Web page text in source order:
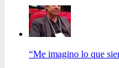
“Me imagino lo que